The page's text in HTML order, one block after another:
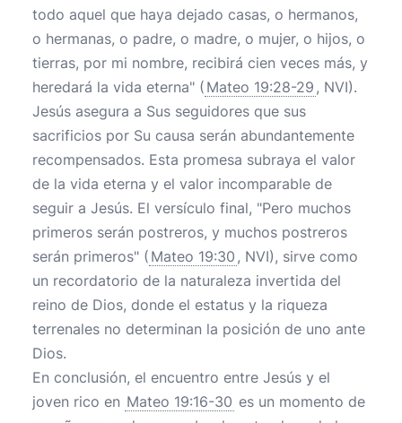
todo aquel que haya dejado casas, o hermanos,
o hermanas, o padre, o madre, o mujer, o hijos, o
tierras, por mi nombre, recibirá cien veces más, y
heredará la vida eterna" ( Mateo 19:28-29 , NVI).
Jesús asegura a Sus seguidores que sus
sacrificios por Su causa serán abundantemente
recompensados. Esta promesa subraya el valor
de la vida eterna y el valor incomparable de
seguir a Jesús. El versículo final, "Pero muchos
primeros serán postreros, y muchos postreros
serán primeros" ( Mateo 19:30 , NVI), sirve como
un recordatorio de la naturaleza invertida del
reino de Dios, donde el estatus y la riqueza
terrenales no determinan la posición de uno ante
Dios.
En conclusión, el encuentro entre Jesús y el
joven rico en Mateo 19:16-30 es un momento de